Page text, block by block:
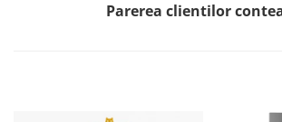
Parerea clientilor